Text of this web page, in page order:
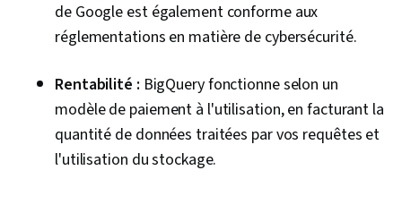
de Google est également conforme aux
réglementations en matière de cybersécurité.
Rentabilité : BigQuery fonctionne selon un
modèle de paiement à l'utilisation, en facturant la
quantité de données traitées par vos requêtes et
l'utilisation du stockage.